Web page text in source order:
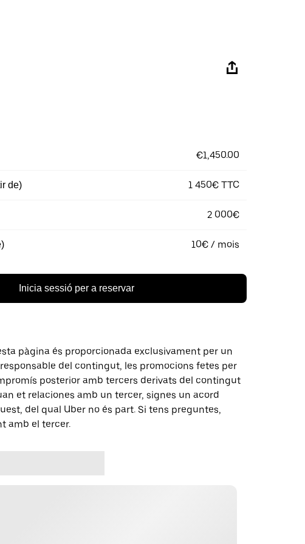
€1,450.00
de) 1 450€ TTC
2 000€
10€ / mois
Inicia sessió per a reservar
pàgina és proporcionada exclusivament per un
del contingut, les promocions fetes per
posterior amb tercers derivats del contingut
et relaciones amb un tercer, signes un acord
del qual Uber no és part. Si tens preguntes,
amb el tercer.